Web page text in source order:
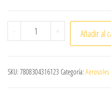
- REPUESTO MAQUINA
+ Añadir al
SKU: 7808304316123 Categoría: Aerosoles